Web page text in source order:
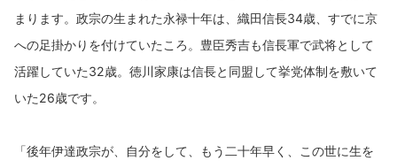
まります。政宗の生まれた永禄十年は、織田信長34歳、すでに京
への足掛かりを付けていたころ。豊臣秀吉も信長軍で武将として
活躍していた32歳。徳川家康は信長と同盟して挙党体制を敷いて
いた26歳です。
「後年伊達政宗が、自分をして、もう二十年早く、この世に生を